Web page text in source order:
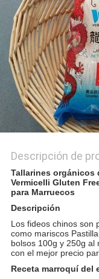
PRIVACY
POLICY
Descripción de
Tallarines orgánicos
Vermicelli Gluten
para Marruecos
Descripción
Los fideos chinos son
como mariscos
bolsos 100g y 250g al
con el mejor precio
Receta marroquí del